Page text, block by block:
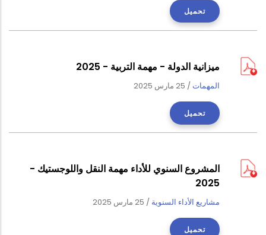
تحميل
ميزانية الدولة - مهمة التربية - 2025
المهمات/ 25 مارس 2025
تحميل
المشروع السنوي للأداء مهمة النقل واللوجستيك -
2025
مشاريع الأداء السنوية / 25 مارس 2025
تحميل